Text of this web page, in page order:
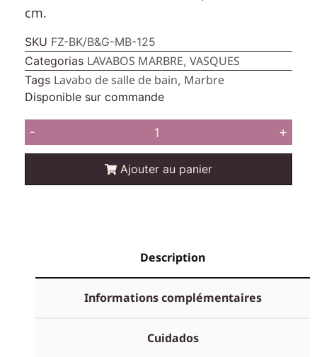
cm.
SKU FZ-BK/B&G-MB-125
Categorias LAVABOS MARBRE, VASQUES
Tags Lavabo de salle de bain, Marbre
Disponible sur commande
- +
Ajouter au panier
Description
Informations complémentaires
Cuidados